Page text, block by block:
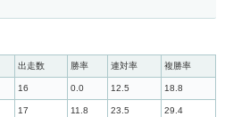
出走数 勝率 連対率 複勝率
16 0.0 12.5 18.8
17 11.8 23.5 29.4